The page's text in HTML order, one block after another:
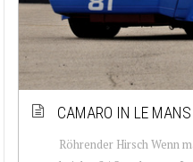
CAMARO IN LE MANS
Röhrender Hirsch Wenn